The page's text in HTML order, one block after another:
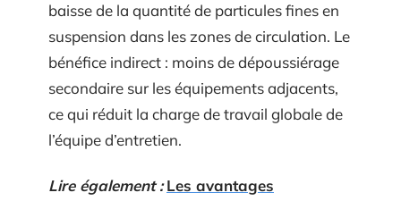
baisse de la quantité de particules fines en
suspension dans les zones de circulation. Le
bénéfice indirect : moins de dépoussiérage
secondaire sur les équipements adjacents,
ce qui réduit la charge de travail globale de
l’équipe d’entretien.
Lire également : Les avantages